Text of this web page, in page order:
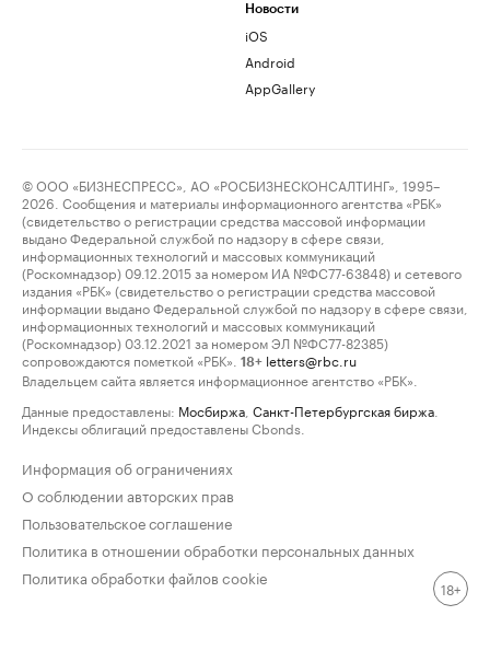
Новости
iOS
Android
AppGallery
© ООО «БИЗНЕСПРЕСС», АО «РОСБИЗНЕСКОНСАЛТИНГ», 1995–
2026. Сообщения и материалы информационного агентства «РБК»
(свидетельство о регистрации средства массовой информации
выдано Федеральной службой по надзору в сфере связи,
информационных технологий и массовых коммуникаций
(Роскомнадзор) 09.12.2015 за номером ИА №ФС77-63848) и сетевого
издания «РБК» (свидетельство о регистрации средства массовой
информации выдано Федеральной службой по надзору в сфере связи,
информационных технологий и массовых коммуникаций
(Роскомнадзор) 03.12.2021 за номером ЭЛ №ФС77-82385)
сопровождаются пометкой «РБК».
18+ letters@rbc.ru
Владельцем сайта является информационное агентство «РБК».
Данные предоставлены: Мосбиржа Санкт-Петербургская биржа
Индексы облигаций предоставлены Cbonds.
Информация об ограничениях
О соблюдении авторских прав
Пользовательское соглашение
Политика в отношении обработки персональных данных
Политика обработки файлов cookie
18+